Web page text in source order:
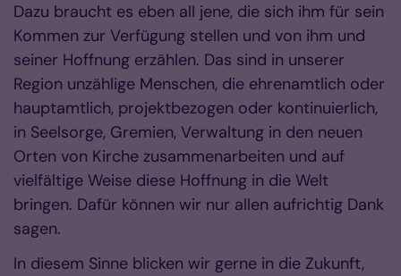
Dazu braucht es eben all jene, die sich ihm für sein
Kommen zur Verfügung stellen und von ihm und
seiner Hoffnung erzählen. Das sind in unserer
Region unzählige Menschen, die ehrenamtlich oder
hauptamtlich, projektbezogen oder kontinuierlich,
in Seelsorge, Gremien, Verwaltung in den neuen
Orten von Kirche zusammenarbeiten und auf
vielfältige Weise diese Hoffnung in die Welt
bringen. Dafür können wir nur allen aufrichtig Dank
sagen.
In diesem Sinne blicken wir gerne in die Zukunft,